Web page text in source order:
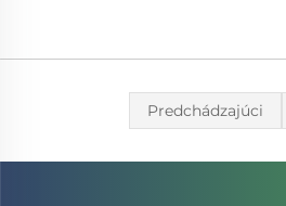
Predchádzajúci